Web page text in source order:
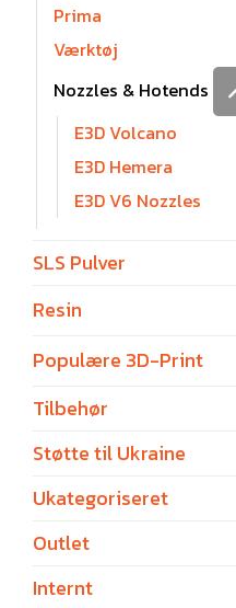
Prima
Værktøj
Nozzles & Hotends
E3D Volcano
E3D Hemera
E3D V6 Nozzles
SLS Pulver
Resin
Populære 3D-Print
Tilbehør
Støtte til Ukraine
Ukategoriseret
Outlet
Internt